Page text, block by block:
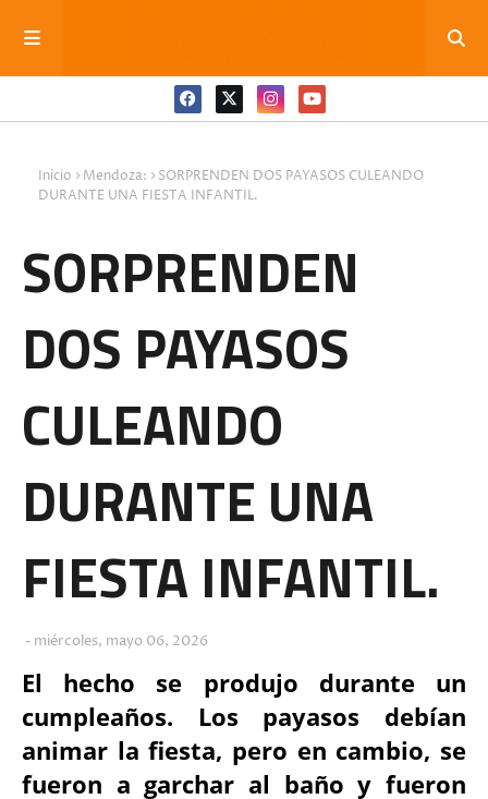
Inicio Mendoza:
SORPRENDEN DOS PAYASOS CULEANDO
DURANTE UNA FIESTA INFANTIL.
SORPRENDEN
DOS PAYASOS
CULEANDO
DURANTE UNA
FIESTA INFANTIL.
miércoles, mayo 06, 2026
El hecho se produjo durante un
cumpleaños. Los payasos debían
animar la fiesta, pero en cambio, se
fueron a garchar al baño y fueron